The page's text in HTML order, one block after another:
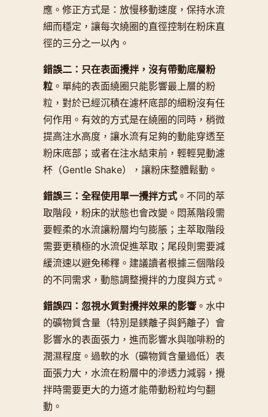
應。修正方式是：放慢移動速度，保持水流
細而穩定，讓每次繞圈的直徑控制在粉床直
徑的三分之一以內。
錯誤二：只在表面攪拌，沒有帶動底層粉
粒 。單純的表面繞圈只能影響最上層的粉
粒，對於已經沉積在濾杯底部的細粉沒有任
何作用。有效的方式是在繞圈的同時，稍微
提高注水高度，讓水流有足夠的動能穿透至
粉床底部；或者在注水結束前，輕輕晃動濾
杯（Gentle Shake），讓粉床整體鬆動。
錯誤三：全程使用單一攪拌方式 。不同的萃
取階段，粉床的狀態也會改變。悶蒸階段需
要輕柔的水流讓粉層均勻膨脹；主萃取階段
需要更積極的水流促進萃取；尾段則需要減
緩流速以避免稀釋。建議讀者根據三個階段
的不同需求，動態調整攪拌的力度與方式。
錯誤四：忽視水質對攪拌效果的影響 。水中
的礦物質含量（特別是鎂離子與鈣離子）會
影響水的表面張力，進而影響水與咖啡粉的
潤濕程度。過軟的水（礦物質含量過低）表
面張力大，水流在粉層中的滲透力減弱，攪
拌時需要更大的力道才能帶動粉粒均勻翻
動。